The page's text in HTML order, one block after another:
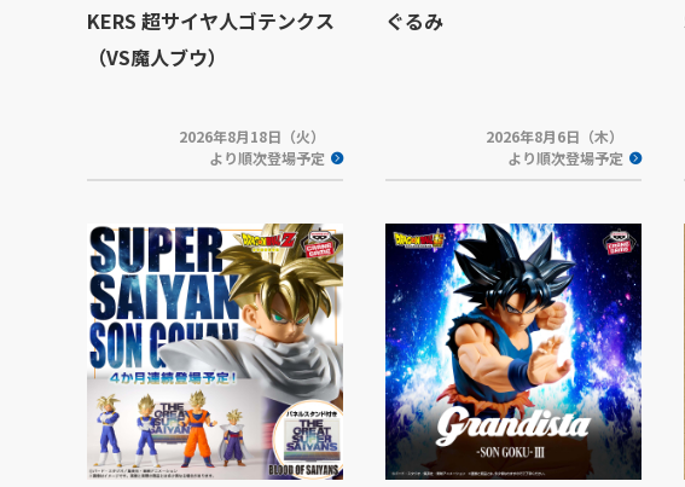
KERS 超サイヤ人ゴテンクス
（VS魔人ブウ）
2026年8月18日（火）
より順次登場予定
ぐるみ
2026年8月6日（木）
より順次登場予定